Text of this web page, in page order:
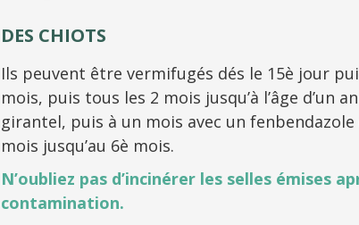
DES CHIOTS
Ils peuvent être vermifugés dés le 15è jour
mois, puis tous les 2 mois jusqu’à l’âge d’un
girantel, puis à un mois avec un
mois jusqu’au 6è mois.
N’oubliez pas d’incinérer les selles émises
contamination.